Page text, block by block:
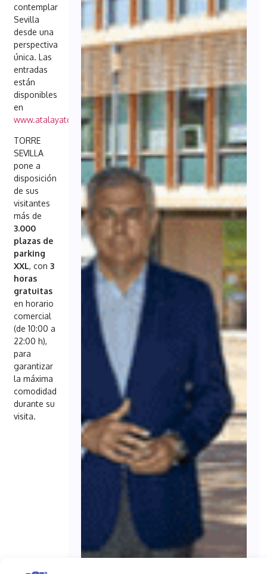
contemplar
Sevilla
desde una
perspectiva
única. Las
entradas
están
disponibles
en
www.atalayatorresevilla.com.
TORRE
SEVILLA
pone a
disposición
de sus
visitantes
más de
3.000
plazas de
parking
XXL, con3
horas
gratuitas
en horario
comercial
(de 10:00 a
22:00 h),
para
garantizar
la máxima
comodidad
durante su
visita.